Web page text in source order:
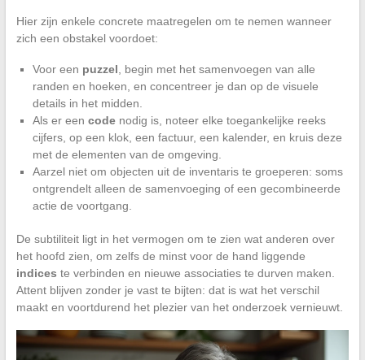
Hier zijn enkele concrete maatregelen om te nemen wanneer
zich een obstakel voordoet:
Voor een puzzel , begin met het samenvoegen van alle
randen en hoeken, en concentreer je dan op de visuele
details in het midden.
Als er een codenodig is, noteer elke toegankelijke reeks
cijfers, op een klok, een factuur, een kalender, en kruis deze
met de elementen van de omgeving.
Aarzel niet om objecten uit de inventaris te groeperen: soms
ontgrendelt alleen de samenvoeging of een gecombineerde
actie de voortgang.
De subtiliteit ligt in het vermogen om te zien wat anderen over
het hoofd zien, om zelfs de minst voor de hand liggende
indices te verbinden en nieuwe associaties te durven maken.
Attent blijven zonder je vast te bijten: dat is wat het verschil
maakt en voortdurend het plezier van het onderzoek vernieuwt.